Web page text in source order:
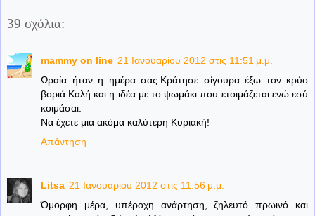
39 σχόλια:
mammy on line 21 Ιανουαρίου 2012 στις 11:51 μ.μ.
Ωραία ήταν η ημέρα σας.Κράτησε σίγουρα έξω τον κρύο
βοριά.Καλή και η ιδέα με το ψωμάκι που ετοιμάζεται ενώ εσύ
κοιμάσαι.
Να έχετε μια ακόμα καλύτερη Κυριακή!
Απάντηση
Litsa 21 Ιανουαρίου 2012 στις 11:56 μ.μ.
Όμορφη μέρα, υπέροχη ανάρτηση, ζηλευτό πρωινό και